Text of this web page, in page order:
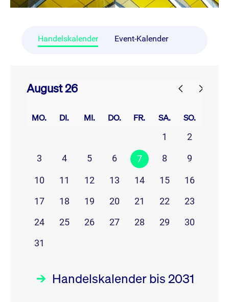
Handelskalender Event-Kalender
August 26
MO. DI. MI. DO. FR. SA. SO.
1
2
3
4 5 6 7 8 9
10 11 12 13 14 15
16
17
18 19 20 21 22
23
24
25 26 27 28 29
30
31
Handelskalender bis 2031